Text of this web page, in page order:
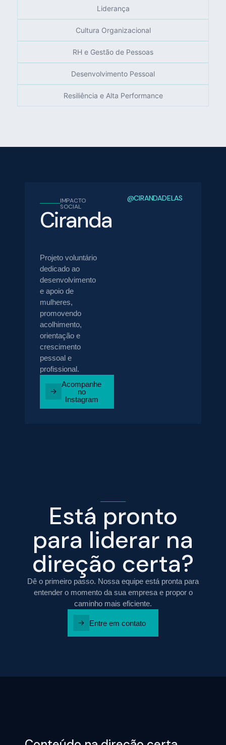
Liderança
Cultura Organizacional
RH e Gestão de Pessoas
Desenvolvimento Pessoal
Resiliência e Alta Performance
IMPACTO
SOCIAL
Ciranda
Projeto voluntário
dedicado ao
desenvolvimento
e apoio de
mulheres,
promovendo
acolhimento,
orientação e
crescimento
pessoal e
profissional.
Acompanhe
no
Instagram
@CIRANDADELAS
Está pronto
para liderar na
direção certa?
Dê o primeiro passo. Nossa equipe está pronta para
entender o momento da sua empresa e propor o
caminho mais eficiente.
Entre em contato